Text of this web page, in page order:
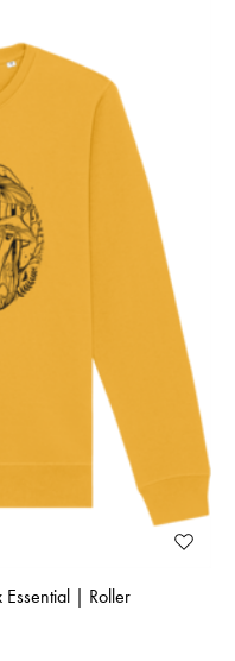
Essential | Roller